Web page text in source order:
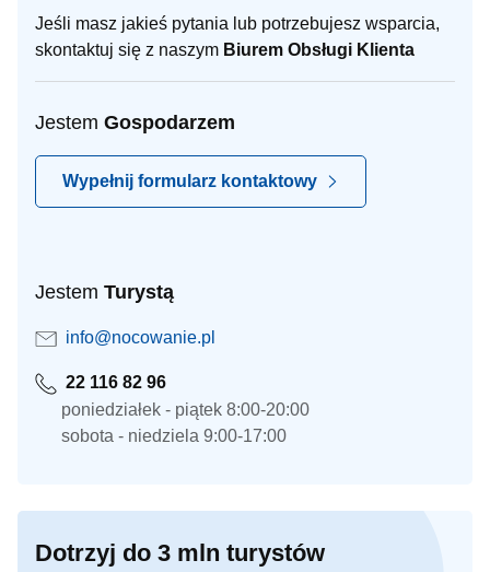
Jeśli masz jakieś pytania lub potrzebujesz wsparcia,
skontaktuj się z naszym Biurem Obsługi Klienta
Jestem Gospodarzem
Wypełnij formularz kontaktowy
Jestem Turystą
info@nocowanie.pl
22 116 82 96
poniedziałek - piątek 8:00-20:00
sobota - niedziela 9:00-17:00
Dotrzyj do 3 mln turystów